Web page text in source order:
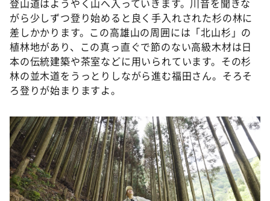
がら少しずつ登り始めると良く手入れされた杉の林に
差しかかります。この高雄山の周囲には「北山杉」の
植林地があり、この真っ直ぐで節のない高級木材は日
本の伝統建築や茶室などに用いられています。その杉
林の並木道をうっとりしながら進む福田さん。そろそ
ろ登りが始まりますよ。